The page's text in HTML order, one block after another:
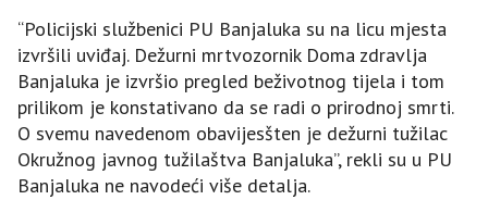
“Policijski službenici PU Banjaluka su na licu mjesta
izvršili uviđaj. Dežurni mrtvozornik Doma zdravlja
Banjaluka je izvršio pregled beživotnog tijela i tom
prilikom je konstativano da se radi o prirodnoj smrti.
O svemu navedenom obavijesšten je dežurni tužilac
Okružnog javnog tužilaštva Banjaluka”, rekli su u PU
Banjaluka ne navodeći više detalja.